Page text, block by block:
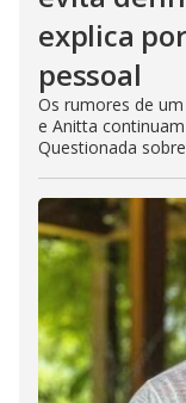
explica
pessoal
Os rumores de
e Anitta
Questionada sobre